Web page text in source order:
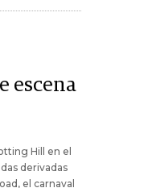
escena
Hill en el
derivadas
el carnaval